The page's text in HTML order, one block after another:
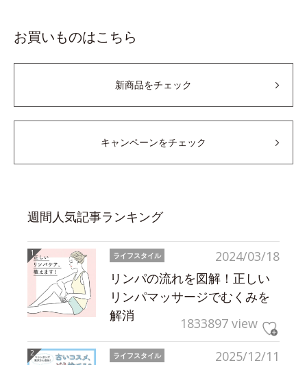
お買いものはこちら
新商品をチェック
キャンペーンをチェック
週間人気記事ランキング
2024/03/18
ライフスタイル
リンパの流れを図解！正しい
リンパマッサージでむくみを
解消
1833897 view
2025/12/11
ライフスタイル